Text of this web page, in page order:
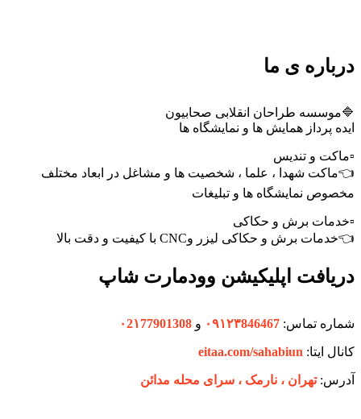
درباره ی ما
🔷موسسه طراحان انقلابی صحابیون
ایده پرداز همایش ها و نمایشگاه ها
▫️ماکت و تندیس
👈ماکت شهدا ، علما ، شخصیت ها و مشاغل در ابعاد مختلف
مخصوص نمایشگاه ها و تبلیغات
▫️خدمات برش و حکاکی
👈خدمات برش و حکاکی لیزر وCNC با کیفیت و دقت بالا
دریافت اپلیکیشن وودمارت شاپ
شماره تماس: ۰۹۱۲۳846467 و ۰2۱77901308
کانال ایتا: eitaa.com/sahabiun
آدرس:تهران ،‌ نارمک ، سرای محله مدائن